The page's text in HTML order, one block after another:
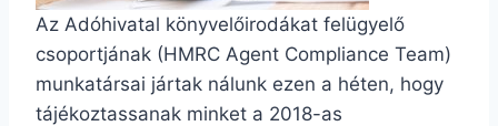
Az Adóhivatal könyvelőirodákat felügyelő
csoportjának (HMRC Agent Compliance Team)
munkatársai jártak nálunk ezen a héten, hogy
tájékoztassanak minket a 2018-as